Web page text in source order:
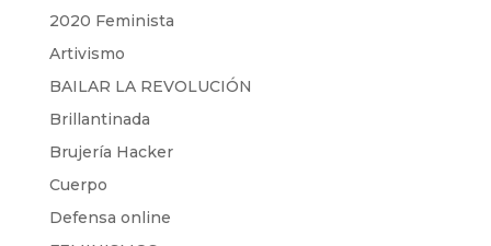
2020 Feminista
Artivismo
BAILAR LA REVOLUCIÓN
Brillantinada
Brujería Hacker
Cuerpo
Defensa online